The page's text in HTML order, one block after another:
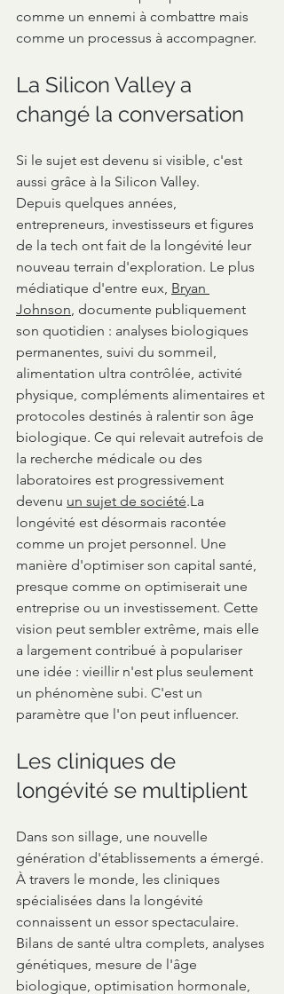
comme un ennemi à combattre mais
comme un processus à accompagner.
La Silicon Valley a
changé la conversation
Si le sujet est devenu si visible, c'est
aussi grâce à la Silicon Valley.
Depuis quelques années,
entrepreneurs, investisseurs et figures
de la tech ont fait de la longévité leur
nouveau terrain d'exploration. Le plus
médiatique d'entre eux, Bryan
Johnson, documente publiquement
son quotidien : analyses biologiques
permanentes, suivi du sommeil,
alimentation ultra contrôlée, activité
physique, compléments alimentaires et
protocoles destinés à ralentir son âge
biologique. Ce qui relevait autrefois de
la recherche médicale ou des
laboratoires est progressivement
devenu un sujet de société.La
longévité est désormais racontée
comme un projet personnel. Une
manière d'optimiser son capital santé,
presque comme on optimiserait une
entreprise ou un investissement. Cette
vision peut sembler extrême, mais elle
a largement contribué à populariser
une idée : vieillir n'est plus seulement
un phénomène subi. C'est un
paramètre que l'on peut influencer.
Les cliniques de
longévité se multiplient
Dans son sillage, une nouvelle
génération d'établissements a émergé.
À travers le monde, les cliniques
spécialisées dans la longévité
connaissent un essor spectaculaire.
Bilans de santé ultra complets, analyses
génétiques, mesure de l'âge
biologique, optimisation hormonale,